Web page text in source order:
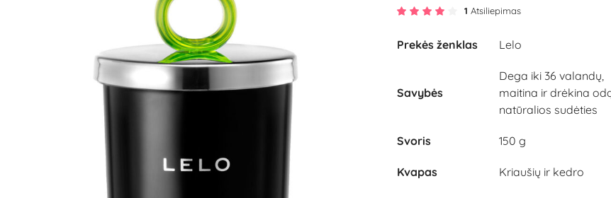
Play
1 Atsiliepimas
Prekės ženklas Lelo
Savybės
Dega iki 36 valandų,
maitina ir drėkina
natūralios sudėties
Svoris 150 g
Kvapas Kriaušių ir kedro